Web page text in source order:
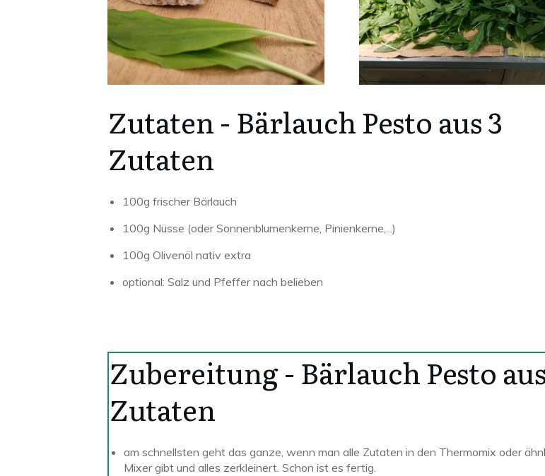
Zutaten - Bärlauch Pesto aus 3
Zutaten
100g frischer Bärlauch
100g Nüsse (oder Sonnenblumenkerne, Pinienkerne,...)
100g Olivenöl nativ extra
optional: Salz und Pfeffer nach belieben
Zubereitung - Bärlauch Pesto
Zutaten
am schnellsten geht das ganze, wenn man alle Zutaten in den Thermomix oder
Mixer gibt und alles zerkleinert. Schon ist es fertig.